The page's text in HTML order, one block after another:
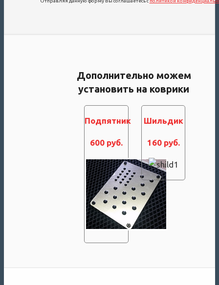
Дополнительно можем
установить на коврики
Подпятник
600 руб.
Шильдик
160 руб.